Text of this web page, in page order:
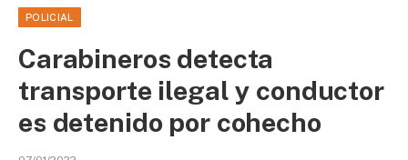
POLICIAL
Carabineros detecta
transporte ilegal y conductor
es detenido por cohecho